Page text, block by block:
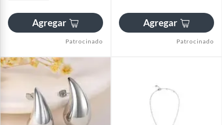
Agregar
Patrocinado
Agregar
Patrocinado